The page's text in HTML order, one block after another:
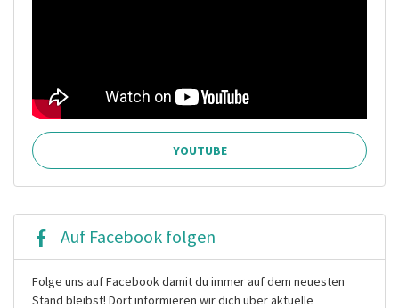
YOUTUBE
Auf Facebook folgen
Folge uns auf Facebook damit du immer auf dem neuesten
Stand bleibst! Dort informieren wir dich über aktuelle